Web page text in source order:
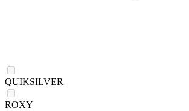
QUIKSILVER
ROXY